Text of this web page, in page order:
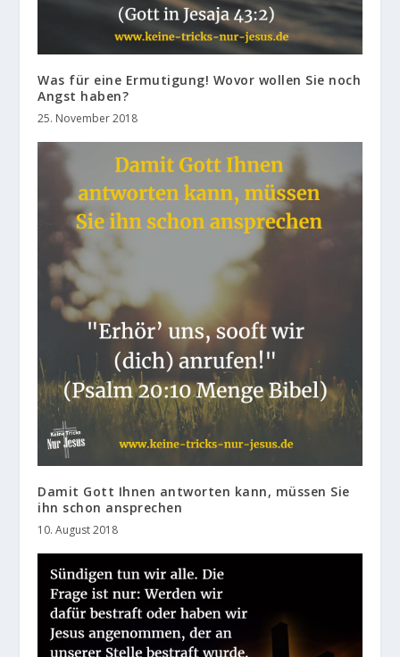
Was für eine Ermutigung! Wovor wollen Sie noch
Angst haben?
25. November 2018
Damit Gott Ihnen antworten kann, müssen Sie
ihn schon ansprechen
10. August 2018